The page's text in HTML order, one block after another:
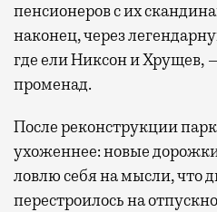
пенсионеров с их
наконец, через
где ели Никсон и Хрущев,
променад.
После реконструкции
ухоженнее: новые
ловлю себя на мысли, что
перестроилось на